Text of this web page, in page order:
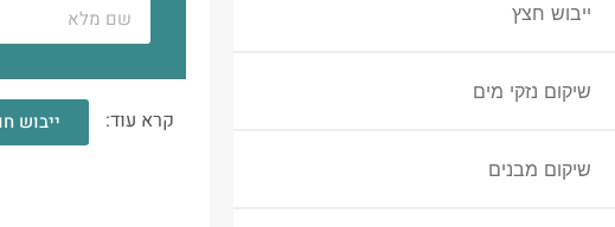
ייבוש חצץ
שיקום נזקי מים
שיקום מבנים
קרא עוד: ייבוש